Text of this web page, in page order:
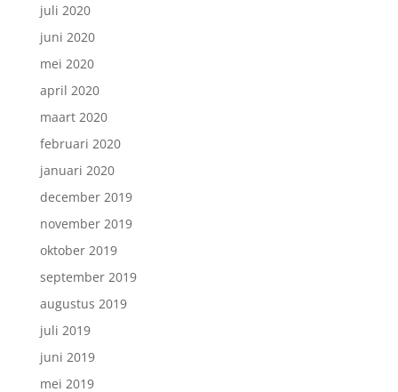
juli 2020
juni 2020
mei 2020
april 2020
maart 2020
februari 2020
januari 2020
december 2019
november 2019
oktober 2019
september 2019
augustus 2019
juli 2019
juni 2019
mei 2019